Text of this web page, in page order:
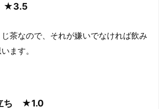
★3.5
茶なので、それが嫌いでなければ飲み
ます。
ち ★1.0